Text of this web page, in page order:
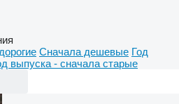
Сначала дешевые Год
выпуска - сначала старые